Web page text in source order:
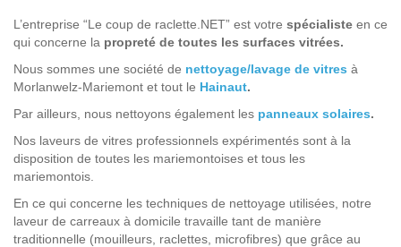
L’entreprise “Le coup de raclette.NET” est votre spécialiste en ce
qui concerne la propreté de toutes les surfaces vitrées.
Nous sommes une société de nettoyage/lavage de vitres à
Morlanwelz-Mariemont et tout le Hainaut.
Par ailleurs, nous nettoyons également les panneaux solaires.
Nos laveurs de vitres professionnels expérimentés sont à la
disposition de toutes les mariemontoises et tous les
mariemontois.
En ce qui concerne les techniques de nettoyage utilisées, notre
laveur de carreaux à domicile travaille tant de manière
traditionnelle (mouilleurs, raclettes, microfibres) que grâce au